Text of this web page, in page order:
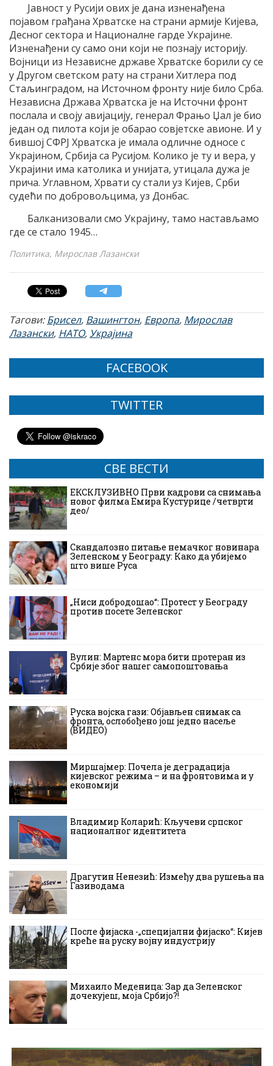
Јавност у Русији ових је дана изненађена
појавом грађана Хрватске на страни армије Кијева,
Десног сектора и Националне гарде Украјине.
Изненађени су само они који не познају историју.
Војници из Независне државе Хрватске борили су се
у Другом светском рату на страни Хитлера под
Стаљинградом, на Источном фронту није било Срба.
Независна Држава Хрватска је на Источни фронт
послала и своју авијацију, генерал Фрањо Џал је био
један од пилота који је обарао совјетске авионе. И у
бившој СФРЈ Хрватска је имала одличне односе с
Украјином, Србија са Русијом. Колико је ту и вера, у
Украјини има католика и унијата, утицала дужа је
прича. Углавном, Хрвати су стали уз Кијев, Срби
судећи по добровољцима, уз Донбас.
Балканизовали смо Украјину, тамо настављамо
где се стало 1945…
Политика, Мирослав Лазански
Тагови:Брисел, Вашингтон, Европа, Мирослав
Лазански, НАТО,Украјина
FACEBOOK
TWITTER
СВЕ ВЕСТИ
ЕКСКЛУЗИВНО Први кадрови са снимања
новог филма Емира Кустурице /четврти
део/
Скандалозно питање немачког новинара
Зеленском у Београду: Како да убијемо
што више Руса
„Ниси добродошао“: Протест у Београду
против посете Зеленског
Вулин: Мартенс мора бити протеран из
Србије због нашег самопоштовања
Руска војска гази: Објављен снимак са
фронта, ослобођено још једно насеље
(ВИДЕО)
Миршајмер: Почела је деградација
кијевског режима – и на фронтовима и у
економији
Владимир Коларић: Кључеви српског
националног идентитета
Драгутин Ненезић: Између два рушења на
Газиводама
После фијаска -„специјални фијаско“: Кијев
креће на руску војну индустрију
Михаило Меденица: Зар да Зеленског
дочекујеш, моја Србијо?!